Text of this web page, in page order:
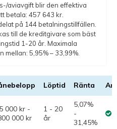
aviavgift blir den effektiva
betala: 457 643 kr.
på 144 betalningstillfällen.
till de kreditgivare som bäst
1-20 år. Maximala
mellan: 5,95% – 33,99%.
Löptid Ränta
5 000 kr -
000 kr
1 - 20
år
5,07%
-
31,45%